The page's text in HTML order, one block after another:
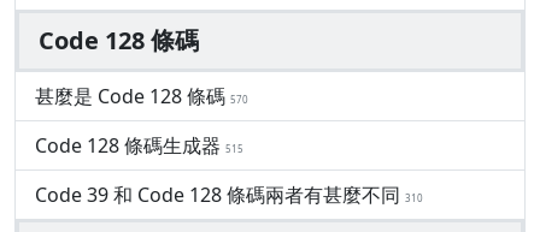
Code 128 條碼
甚麼是 Code 128 條碼 570
Code 128 條碼生成器 515
Code 39 和 Code 128 條碼兩者有甚麼不同 310